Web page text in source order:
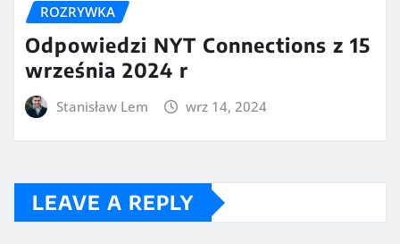
ROZRYWKA
Odpowiedzi NYT Connections z 15
września 2024 r
Stanisław Lem wrz 14, 2024
LEAVE A REPLY